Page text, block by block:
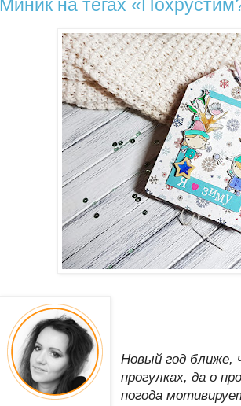
Миник на тегах
Новый год ближе,
прогулках, да о
погода